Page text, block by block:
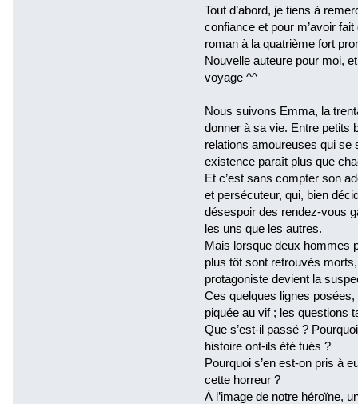
Tout d’abord, je tiens à
confiance et pour m’avoir
roman à la quatrième fort
Nouvelle auteure pour moi,
voyage ^^
Nous suivons Emma, la
donner à sa vie. Entre petits
relations amoureuses qui se
existence paraît plus que
Et c’est sans compter son
et persécuteur, qui, bien
désespoir des rendez-vous
les uns que les autres.
Mais lorsque deux hommes
plus tôt sont retrouvés
protagoniste devient la
Ces quelques lignes
piquée au vif ; les questions
Que s’est-il passé ?
histoire ont-ils été tués ?
Pourquoi s’en est-on pris à
cette horreur ?
À l’image de notre héroïne,